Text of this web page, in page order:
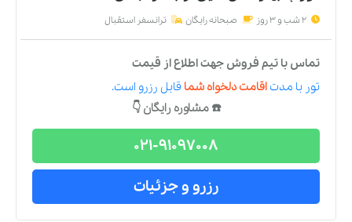
2 شب و 3 روز صبحانه رایگان ترانسفر استقبال
تماس با تیم فروش جهت اطلاع از قیمت
تور با مدتاقامت دلخواه شما قابل رزرو است.
☎️ مشاوره رایگان 👇
021-91097008
رزرو و جزئیات